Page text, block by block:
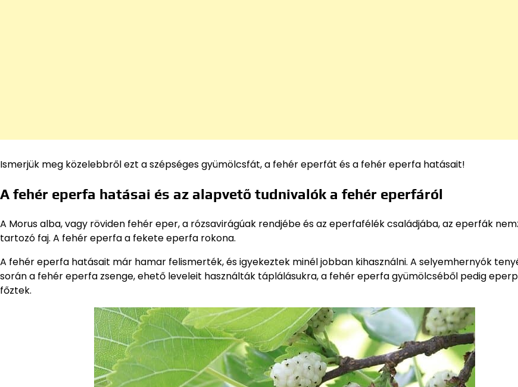
Ismerjük meg közelebbről ezt a szépséges gyümölcsfát, a fehér eperfát és a fehér eperfa hatásait!
A fehér eperfa hatásai és az alapvető tudnivalók a fehér eperfáról
A Morus alba, vagy röviden fehér eper, a rózsavirágúak rendjébe és az eperfafélék családjába, az eperfák
tartozó faj. A fehér eperfa a fekete eperfa rokona.
A fehér eperfa hatásait már hamar felismerték, és igyekeztek minél jobban kihasználni. A selyemhernyók
során a fehér eperfa zsenge, ehető leveleit használták táplálásukra, a fehér eperfa gyümölcséből pedig
főztek.